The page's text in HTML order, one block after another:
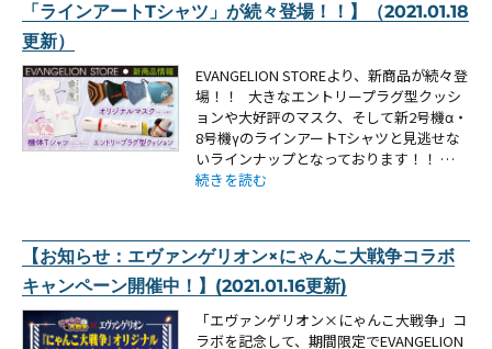
「ラインアートTシャツ」が続々登場！！】（2021.01.18
更新）
EVANGELION STOREより、新商品が続々登
場！！ 大きなエントリープラグ型クッシ
ョンや大好評のマスク、そして新2号機α・
8号機γのラインアートTシャツと見逃せな
いラインナップとなっております！！ …
“【新商品:「エントリープラグ型クッション
続きを読む
【お知らせ：エヴァンゲリオン×にゃんこ大戦争コラボ
キャンペーン開催中！】(2021.01.16更新)
「エヴァンゲリオン×にゃんこ大戦争」コ
ラボを記念して、期間限定でEVANGELION